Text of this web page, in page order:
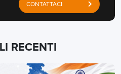
CONTATTACI
RECENTI